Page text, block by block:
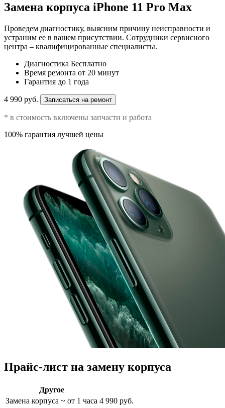
Замена корпуса iPhone 11 Pro Max
Проведем диагностику, выясним причину неисправности и
устраним ее в вашем присутствии. Сотрудники сервисного
центра – квалифицированные специалисты.
Диагностика Бесплатно
Время ремонта от 20 минут
Гарантия до 1 года
4 990 руб. Записаться на ремонт
* в стоимость включены запчасти и работа
100% гарантия лучшей цены
Прайс-лист на замену корпуса
Другое
Замена корпуса ~ от 1 часа 4 990 руб.